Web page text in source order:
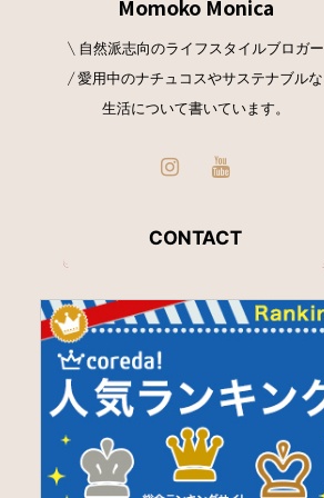
Momoko Monica
\ 自然派志向のライフスタイルブロガー
/ 愛用中のナチュコスやサステナブルな
生活について書いています。
CONTACT